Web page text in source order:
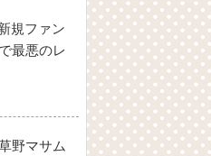
規ファン
最悪のレ
野マサム